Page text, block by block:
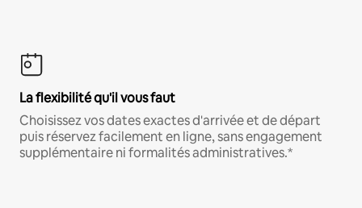
La flexibilité qu'il vous faut
Choisissez vos dates exactes d'arrivée et de départ
puis réservez facilement en ligne, sans engagement
supplémentaire ni formalités administratives.*